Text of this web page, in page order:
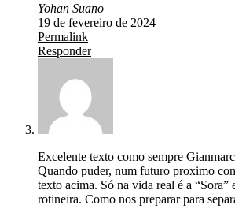
Yohan Suano
19 de fevereiro de 2024
Permalink
Responder
Excelente texto como sempre
Quando puder, num futuro proximo
texto acima. Só na vida real é a
rotineira. Como nos preparar para